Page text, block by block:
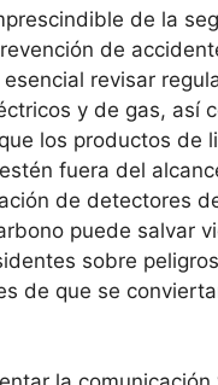
de la
de
revisar
y de gas, así
los productos de
fuera del
de detectores
puede salvar
sobre peligros
de que se